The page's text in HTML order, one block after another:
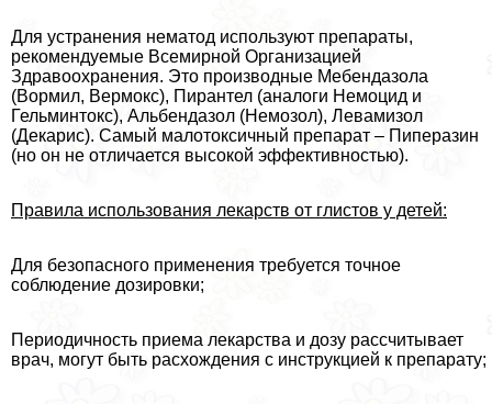
Для устранения нематод используют препараты,
рекомендуемые Всемирной Организацией
Здравоохранения. Это производные Мебендазола
(Вормил, Вермокс), Пирантел (аналоги Немоцид и
Гельминтокс), Альбендазол (Немозол), Левамизол
(Декарис). Самый малотоксичный препарат – Пиперазин
(но он не отличается высокой эффективностью).
Правила использования лекарств от глистов у детей:
Для безопасного применения требуется точное
соблюдение дозировки;
Периодичность приема лекарства и дозу рассчитывает
врач, могут быть расхождения с инструкцией к препарату;